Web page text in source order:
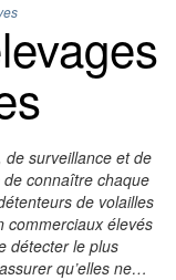
surveillance et de
connaître chaque
de volailles
commerciaux élevés
détecter le plus
qu’elles ne…